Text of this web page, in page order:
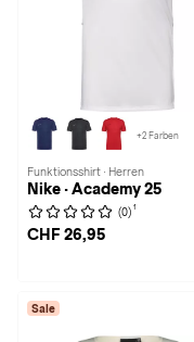
+2 Farben
Funktionsshirt · Herren
Nike · Academy 25
(0) 1
CHF 26,95
Sale